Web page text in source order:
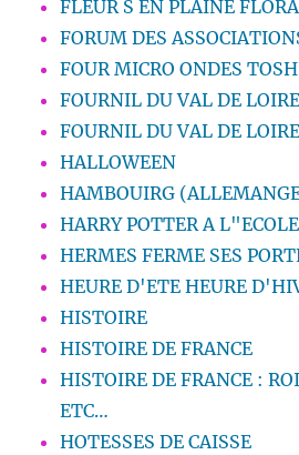
FLEUR S EN PLAINE
FORUM DES
FOUR MICRO ONDES
FOURNIL DU VAL DE LOIRE
FOURNIL DU VAL DE LOIRE
HALLOWEEN
HAMBOUIRG
HARRY POTTER A
HERMES FERME SES
HEURE D'ETE HEURE
HISTOIRE
HISTOIRE DE FRANCE
HISTOIRE DE FRANCE :
ETC…
HOTESSES DE CAISSE